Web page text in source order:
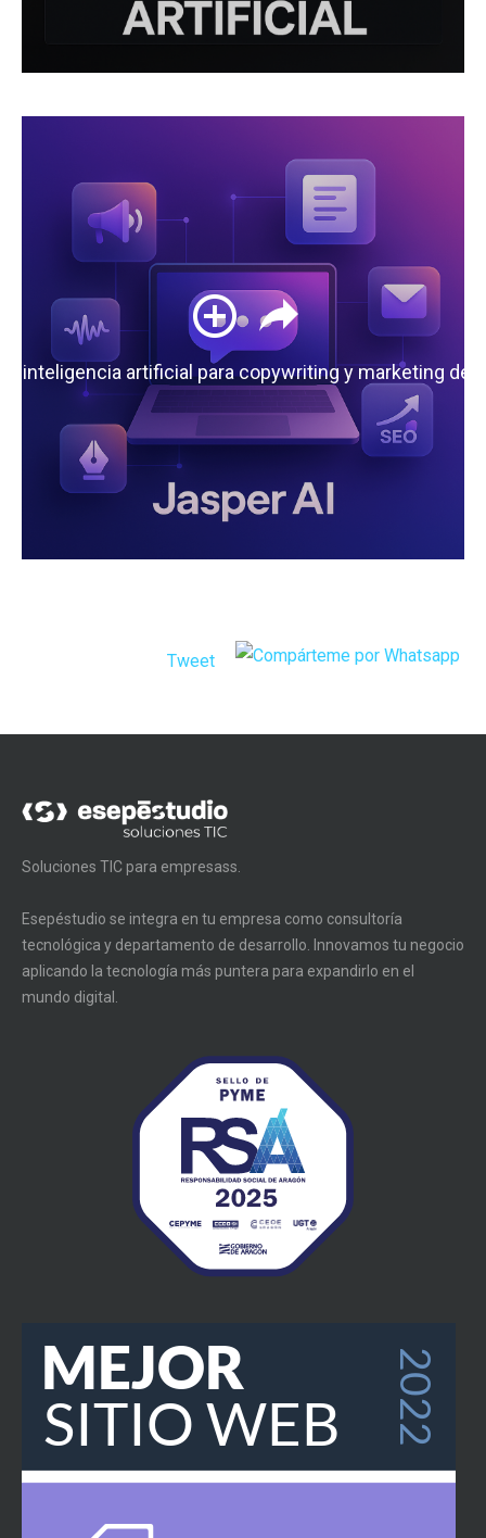
la inteligencia artificial para copywriting y marketing de
Tweet
Soluciones TIC para empresass.
Esepéstudio se integra en tu empresa como consultoría
tecnológica y departamento de desarrollo. Innovamos tu negocio
aplicando la tecnología más puntera para expandirlo en el
mundo digital.